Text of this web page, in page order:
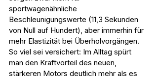
sportwagenähnliche
Beschleunigungswerte (11,3 Sekunden
von Null auf Hundert), aber immerhin für
mehr Elastizität bei Überholvorgängen.
So viel sei versichert: Im Alltag spürt
man den Kraftvorteil des neuen,
stärkeren Motors deutlich mehr als es